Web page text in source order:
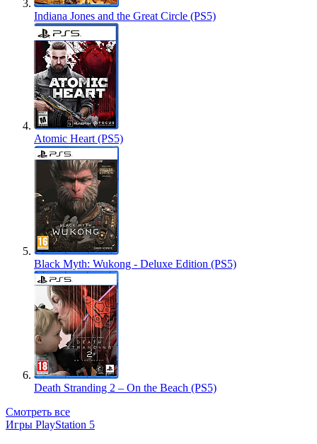
Indiana Jones and the Great Circle (PS5)
Atomic Heart (PS5)
Black Myth: Wukong - Deluxe Edition (PS5)
Death Stranding 2 – On the Beach (PS5)
Смотреть все
Игры PlayStation 5